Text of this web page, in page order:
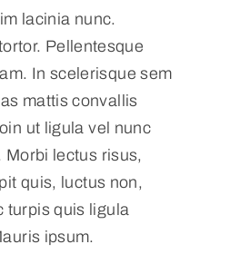
lacinia nunc.
Pellentesque
In scelerisque sem
mattis convallis
ut ligula vel nunc
lectus risus,
quis, luctus non,
turpis quis ligula
ipsum.